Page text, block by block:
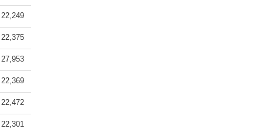
22,249
22,375
27,953
22,369
22,472
22,301